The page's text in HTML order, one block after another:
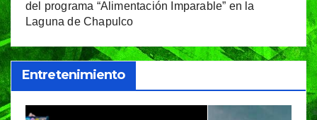
del programa “Alimentación Imparable” en la
Laguna de Chapulco
Entretenimiento